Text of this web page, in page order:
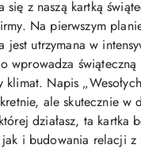
się z naszą kartką
Na pierwszym
jest utrzymana w
wprowadza
Napis
ale skutecznie
działasz, ta kartka
i budowania relacji